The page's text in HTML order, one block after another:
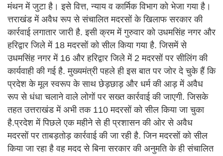
मंथन में जुटा है। इसे वित्त, न्याय व कार्मिक विभाग को भेजा गया है।
त्तराखंड में अवैध रूप से संचालित मदरसों के खिलाफ सरकार की
कार्रवाई लगातार जारी है. इसी क्रम में गुरुवार को उधमसिंह नगर और
हरिद्वार जिले में 18 मदरसों को सील किया गया है. जिसमें से
उधमसिंह नगर में 16 और हरिद्वार जिले में 2 मदरसों पर सीलिंग की
कार्यवाही की गई है. मुख्यमंत्री पहले ही इस बात पर जोर दे चुके हैं कि
प्रदेश के मूल स्वरूप के साथ छेड़छाड़ और धर्म की आड़ में अवैध
रूप से धंधा चलाने वाले लोगों पर सख्त कार्रवाई की जाएगी. जिसके
तहत उत्तराखंड में अभी तक 110 मदरसों को सील किया जा चुका
है.प्रदेश में पिछले एक महीने से ही प्रशासन की ओर से अवैध
मदरसों पर ताबड़तोड़ कार्रवाई की जा रही है. जिन मदरसों को सील
किया जा रहा है वह मदद से बिना सरकार की अनुमति के ही संचालित